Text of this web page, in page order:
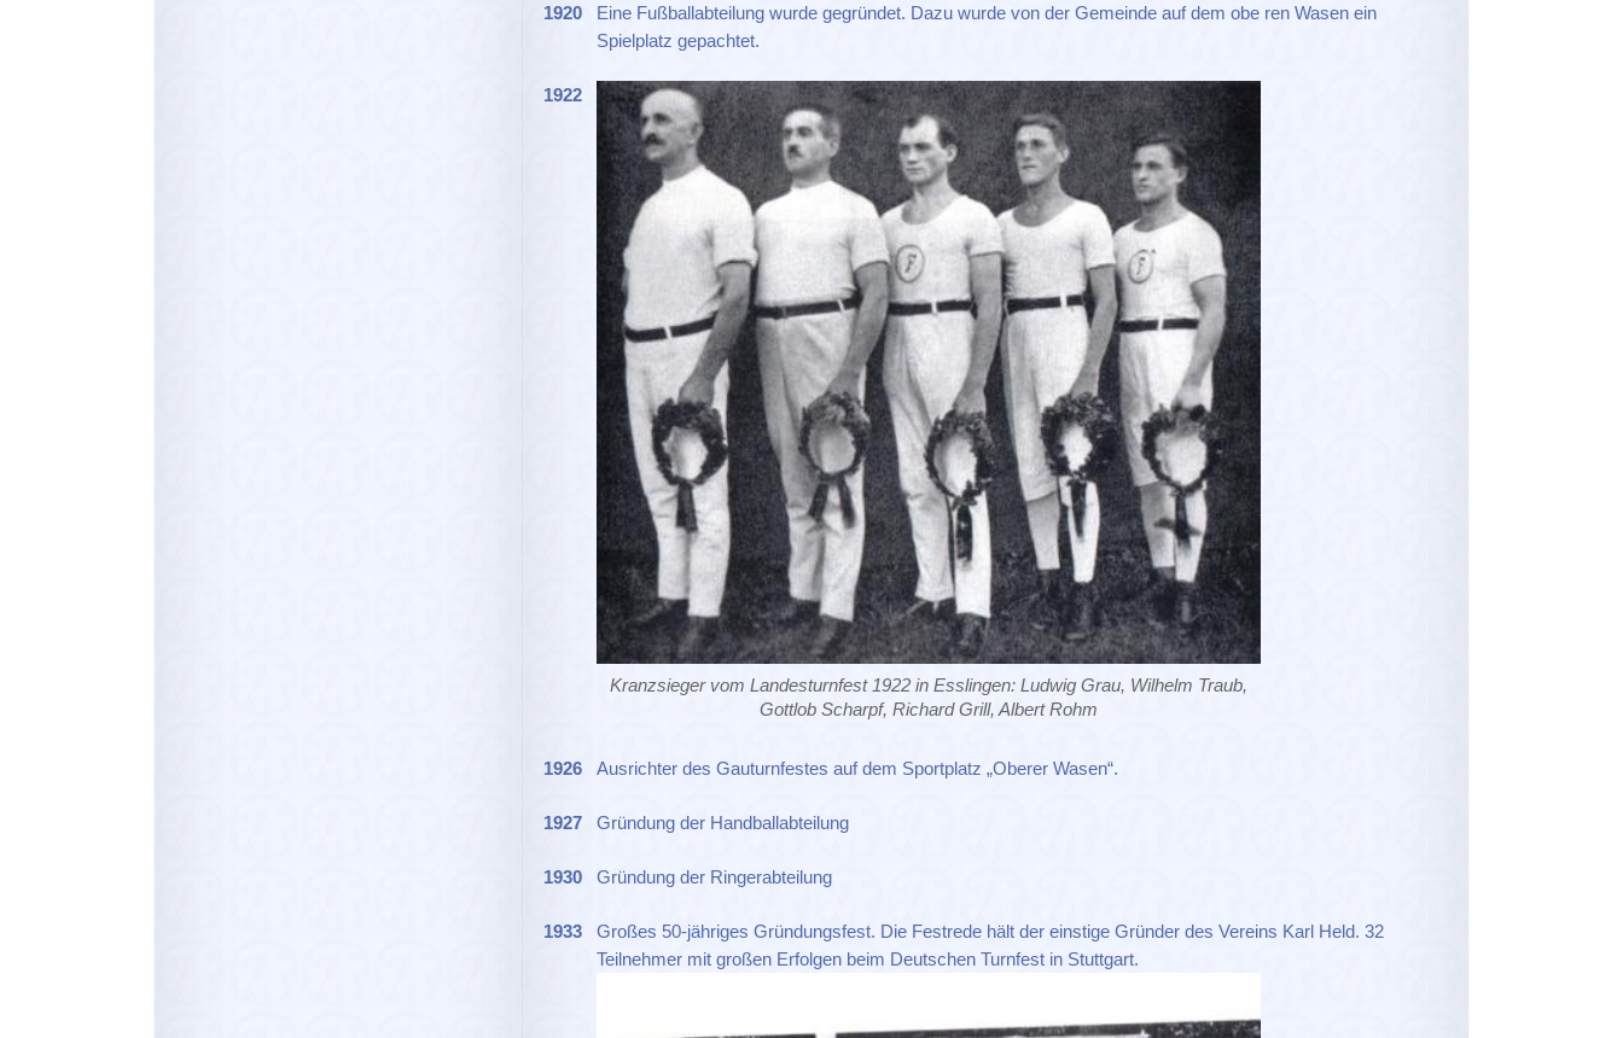
1920
Eine Fußballabteilung wurde gegründet. Dazu wurde von der Gemeinde auf dem obe ren Wasen ein
Spielplatz gepachtet.
1922
Kranzsieger vom Landesturnfest 1922 in Esslingen: Ludwig Grau, Wilhelm Traub,
Gottlob Scharpf, Richard Grill, Albert Rohm
1926 Ausrichter des Gauturnfestes auf dem Sportplatz „Oberer Wasen“.
1927 Gründung der Handballabteilung
1930 Gründung der Ringerabteilung
1933
Großes 50-jähriges Gründungsfest. Die Festrede hält der einstige Gründer des Vereins Karl Held. 32
Teilnehmer mit großen Erfolgen beim Deutschen Turnfest in Stuttgart.